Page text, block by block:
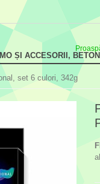
ȘI ACCESORII, BETON
set 6 culori, 342g